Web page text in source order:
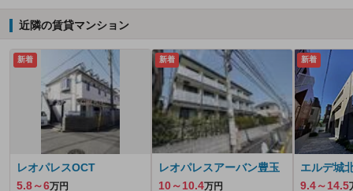
近隣の賃貸マンション
新着
レオパレスOCT
5.8～6万円
新着
レオパレスアーバン豊玉
10～10.4万円
新着
エルデ城
9.4～14.5